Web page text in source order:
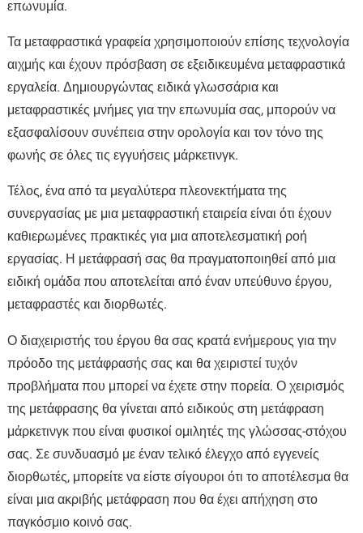
επωνυμία.
Τα μεταφραστικά γραφεία χρησιμοποιούν επίσης τεχνολογία
αιχμής και έχουν πρόσβαση σε εξειδικευμένα μεταφραστικά
εργαλεία. Δημιουργώντας ειδικά γλωσσάρια και
μεταφραστικές μνήμες για την επωνυμία σας, μπορούν να
εξασφαλίσουν συνέπεια στην ορολογία και τον τόνο της
φωνής σε όλες τις εγγυήσεις μάρκετινγκ.
Τέλος, ένα από τα μεγαλύτερα πλεονεκτήματα της
συνεργασίας με μια μεταφραστική εταιρεία είναι ότι έχουν
καθιερωμένες πρακτικές για μια αποτελεσματική ροή
εργασίας. Η μετάφρασή σας θα πραγματοποιηθεί από μια
ειδική ομάδα που αποτελείται από έναν υπεύθυνο έργου,
μεταφραστές και διορθωτές.
Ο διαχειριστής του έργου θα σας κρατά ενήμερους για την
πρόοδο της μετάφρασής σας και θα χειριστεί τυχόν
προβλήματα που μπορεί να έχετε στην πορεία. Ο χειρισμός
της μετάφρασης θα γίνεται από ειδικούς στη μετάφραση
μάρκετινγκ που είναι φυσικοί ομιλητές της γλώσσας-στόχου
σας. Σε συνδυασμό με έναν τελικό έλεγχο από εγγενείς
διορθωτές, μπορείτε να είστε σίγουροι ότι το αποτέλεσμα θα
είναι μια ακριβής μετάφραση που θα έχει απήχηση στο
παγκόσμιο κοινό σας.